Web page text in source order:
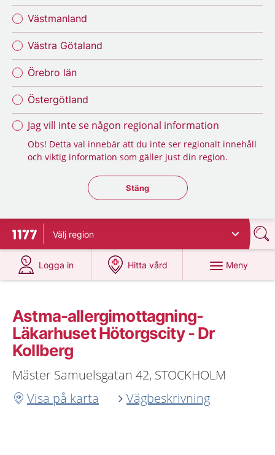
Västmanland
Västra Götaland
Örebro län
Östergötland
Jag vill inte se någon regional information
Obs! Detta val innebär att du inte ser regionalt innehåll
och viktig information som gäller just din region.
Stäng regionsväljaren
Stäng
Till startsidan för 1177
Välj region
Logga in
på 1177.se
Hitta vård
på 1177.se
Meny
Astma-allergimottagning-
Läkarhuset Hötorgscity - Dr
Kollberg
Mäster Samuelsgatan 42, STOCKHOLM
Visa på karta
Vägbeskrivning